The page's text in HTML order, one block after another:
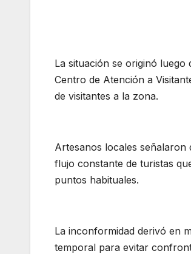
La situación se originó
Centro de Atención a
de visitantes a la zona.
Artesanos locales señalaron
flujo constante de turistas
puntos habituales.
La inconformidad derivó en
temporal para evitar